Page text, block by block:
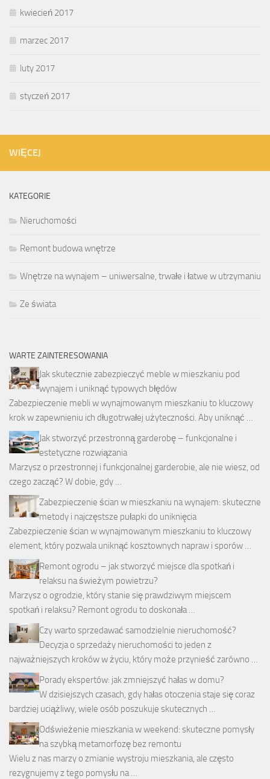
kwiecień 2017
marzec 2017
luty 2017
styczeń 2017
WIĘCEJ
KATEGORIE
Nieruchomości
Remont budowa wnętrze
Wnętrze na wynajem – uniwersalne, trwałe i łatwe w utrzymaniu
Ze świata
WARTE ZAINTERESOWANIA
Jak skutecznie zabezpieczyć meble w mieszkaniu pod
wynajem i uniknąć typowych błędów
Zabezpieczenie mebli w wynajmowanym mieszkaniu to kluczowy
krok w zapewnieniu ich długotrwałej użyteczności. Aby uniknąć …
Jak stworzyć przestronną garderobę – funkcjonalne i
estetyczne rozwiązania
Marzysz o przestronnej i funkcjonalnej garderobie, ale nie wiesz, od
czego zacząć? W dobie, gdy …
Zabezpieczenie ścian w mieszkaniu na wynajem: skuteczne
metody i najczęstsze pułapki do uniknięcia
Zabezpieczenie ścian w wynajmowanym mieszkaniu to kluczowy
element, który pozwala uniknąć kosztownych napraw i sporów …
Remont ogrodu – jak stworzyć miejsce dla spotkań i
relaksu na świeżym powietrzu?
Marzysz o ogrodzie, który stanie się prawdziwym miejscem
spotkań i relaksu? Remont ogrodu to doskonała …
Czy warto sprzedawać samodzielnie nieruchomość?
Decyzja o sprzedaży nieruchomości to jeden z
najważniejszych kroków w życiu, który może przynieść zarówno …
Porady ekspertów: jak zmniejszyć hałas w domu?
W dzisiejszych czasach, gdy hałas otoczenia staje się coraz
bardziej uciążliwy, wiele osób poszukuje skutecznych …
Odświeżenie mieszkania w weekend: skuteczne pomysły
na szybką metamorfozę bez remontu
Wielu z nas marzy o zmianie wystroju mieszkania, ale często
rezygnujemy z tego pomysłu na …